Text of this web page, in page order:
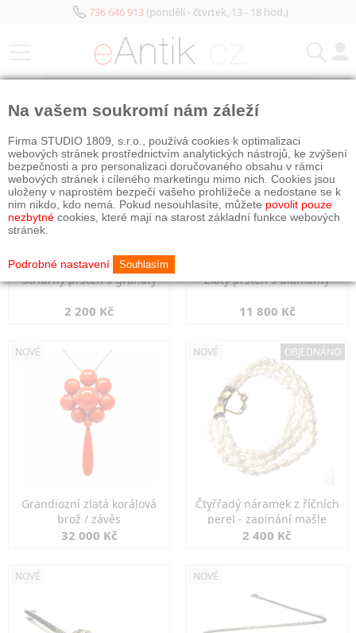
736 646 913(pondělí - čtvrtek, 13 - 18 hod.)
Stříbrný prsten s granáty
2 200 Kč
Zlatý prsten s diamanty
11 800 Kč
NOVÉ
Grandiozní zlatá korálová
brož / závěs
32 000 Kč
NOVÉ OBJEDNÁNO
Čtyřřadý náramek z říčních
perel - zapínání mašle
2 400 Kč
NOVÉ NOVÉ
Na vašem soukromí nám záleží
Firma STUDIO 1809, s.r.o., používá cookies k optimalizaci
webových stránek prostřednictvím analytických nástrojů, ke zvýšení
bezpečnosti a pro personalizaci doručovaného obsahu v rámci
webových stránek i cíleného marketingu mimo nich. Cookies jsou
uloženy v naprostém bezpečí vašeho prohlížeče a nedostane se k
nim nikdo, kdo nemá. Pokud nesouhlasíte, můžete povolit pouze
nezbytné cookies, které mají na starost základní funkce webových
stránek.
Podrobné nastavení Souhlasím